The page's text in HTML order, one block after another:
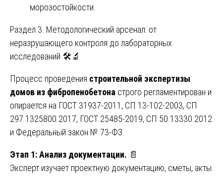
морозостойкости.
Раздел 3. Методологический арсенал: от
неразрушающего контроля до лабораторных
исследований 🛠️🔬
Процесс проведения строительной экспертизы
домов из фибропенобетона строго регламентирован и
опирается на ГОСТ 31937-2011, СП 13-102-2003, СП
297.1325800.2017, ГОСТ 25485-2019, СП 50.13330.2012
и Федеральный закон № 73-ФЗ.
Этап 1: Анализ документации. 📄
Эксперт изучает проектную документацию, сметы, акты